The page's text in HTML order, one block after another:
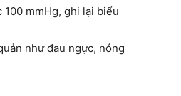
mmHg, ghi lại biểu
như đau ngực, nóng